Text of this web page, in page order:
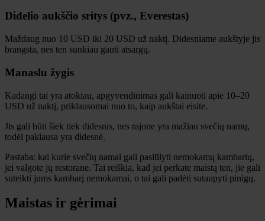
Didelio aukščio sritys (pvz., Everestas)
Maždaug nuo 10 USD iki 20 USD už naktį. Didesniame aukštyje jis
brangsta, nes ten sunkiau gauti atsargų.
Manaslu žygis
Kadangi tai yra atokiau, apgyvendinimas gali kainuoti apie 10–20
USD už naktį, priklausomai nuo to, kaip aukštai eisite.
Jis gali būti šiek tiek didesnis, nes rajone yra mažiau svečių namų,
todėl paklausa yra didesnė.
Pastaba: kai kurie svečių namai gali pasiūlyti nemokamų kambarių,
jei valgote jų restorane. Tai reiškia, kad jei perkate maistą ten, jie gali
suteikti jums kambarį nemokamai, o tai gali padėti sutaupyti pinigų.
Maistas ir gėrimai